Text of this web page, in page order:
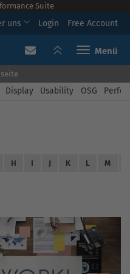
Suite
uns Login Free Account
Toggle
Display Usability OSG
H I J K L M